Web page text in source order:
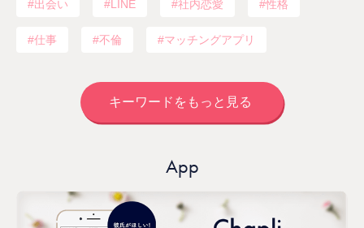
出会い LINE 社内恋愛 性格
仕事 不倫 マッチングアプリ
キーワードをもっと見る
App